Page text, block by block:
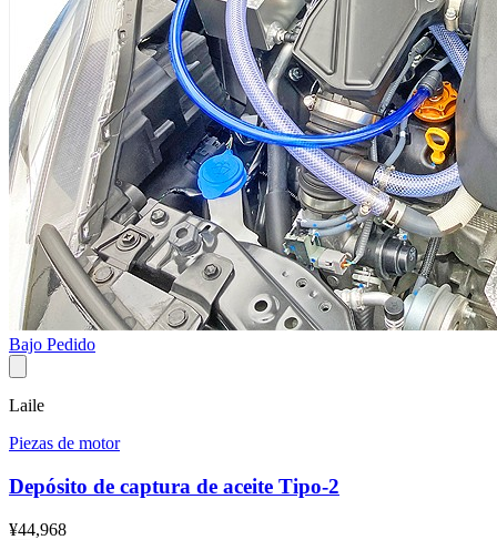
Bajo Pedido
Laile
Piezas de motor
Depósito de captura de aceite Tipo-2
¥44,968